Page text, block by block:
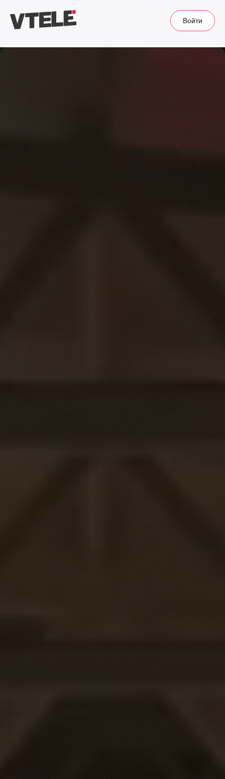
Войти